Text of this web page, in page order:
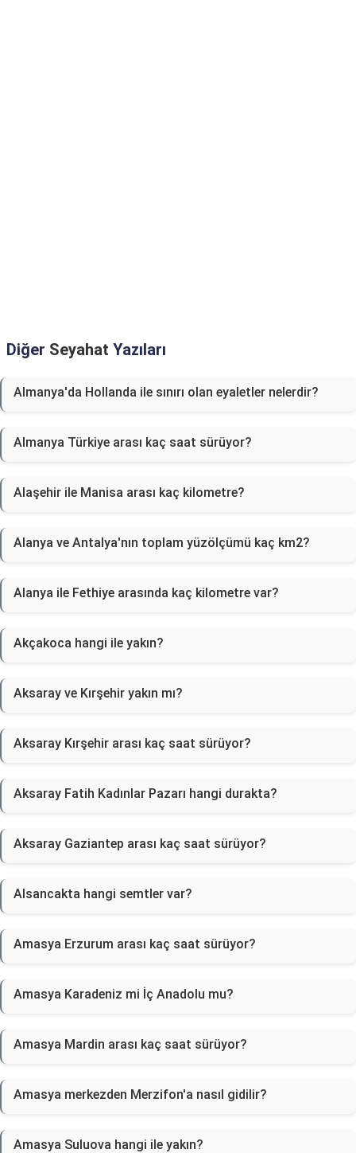
Diğer Seyahat Yazıları
Almanya'da Hollanda ile sınırı olan eyaletler nelerdir?
Almanya Türkiye arası kaç saat sürüyor?
Alaşehir ile Manisa arası kaç kilometre?
Alanya ve Antalya'nın toplam yüzölçümü kaç km2?
Alanya ile Fethiye arasında kaç kilometre var?
Akçakoca hangi ile yakın?
Aksaray ve Kırşehir yakın mı?
Aksaray Kırşehir arası kaç saat sürüyor?
Aksaray Fatih Kadınlar Pazarı hangi durakta?
Aksaray Gaziantep arası kaç saat sürüyor?
Alsancakta hangi semtler var?
Amasya Erzurum arası kaç saat sürüyor?
Amasya Karadeniz mi İç Anadolu mu?
Amasya Mardin arası kaç saat sürüyor?
Amasya merkezden Merzifon'a nasıl gidilir?
Amasya Suluova hangi ile yakın?